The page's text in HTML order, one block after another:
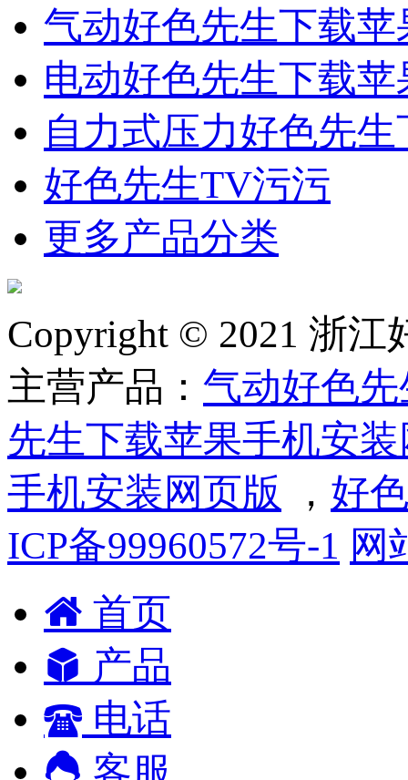
气动好色先生下载
电动好色先生下载
自力式压力好色先
好色先生TV污污
更多产品分类
Copyright © 2021 浙
主营产品： 气动好色
先生下载苹果手机安
手机安装网页版
， 好
ICP备99960572号-1 网
首页
产品
电话
客服